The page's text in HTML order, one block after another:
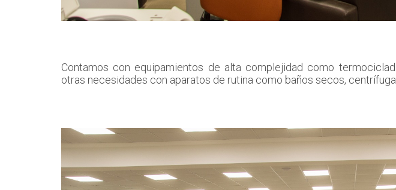
Contamos con equipamientos de alta complejidad como
otras necesidades con aparatos de rutina como baños secos,